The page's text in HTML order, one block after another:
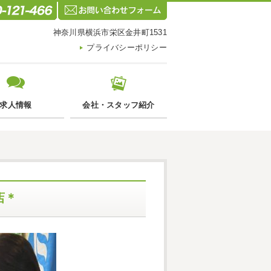
神奈川県横浜市栄区金井町1531
プライバシーポリシー
求人情報 会社・スタッフ紹介